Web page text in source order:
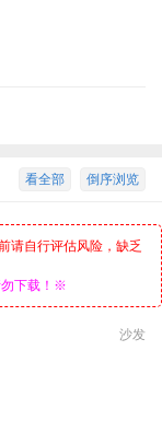
倒序浏览
看全部
请自行评估风险，缺乏
勿下载！※
沙发